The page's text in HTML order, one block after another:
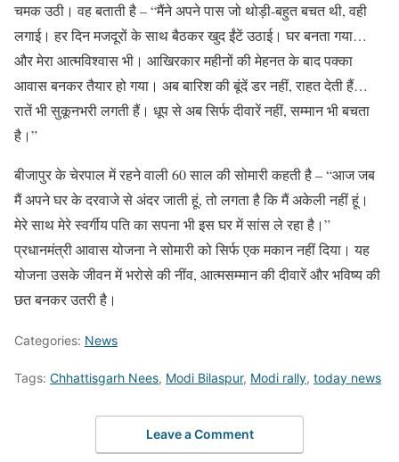
चमक उठी। वह बताती है – “मैंने अपने पास जो थोड़ी-बहुत बचत थी, वही
लगाई। हर दिन मजदूरों के साथ बैठकर खुद ईंटें उठाई। घर बनता गया…
और मेरा आत्मविश्वास भी। आखिरकार महीनों की मेहनत के बाद पक्का
आवास बनकर तैयार हो गया। अब बारिश की बूंदें डर नहीं, राहत देती हैं…
रातें भी सुकूनभरी लगती हैं। धूप से अब सिर्फ दीवारें नहीं, सम्मान भी बचता
है।”
बीजापुर के चेरपाल में रहने वाली 60 साल की सोमारी कहती है – “आज जब
मैं अपने घर के दरवाजे से अंदर जाती हूं, तो लगता है कि मैं अकेली नहीं हूं।
मेरे साथ मेरे स्वर्गीय पति का सपना भी इस घर में सांस ले रहा है।”
प्रधानमंत्री आवास योजना ने सोमारी को सिर्फ एक मकान नहीं दिया। यह
योजना उसके जीवन में भरोसे की नींव, आत्मसम्मान की दीवारें और भविष्य की
छत बनकर उतरी है।
Categories: News
Tags: Chhattisgarh Nees, Modi Bilaspur, Modi rally, today news
Leave a Comment